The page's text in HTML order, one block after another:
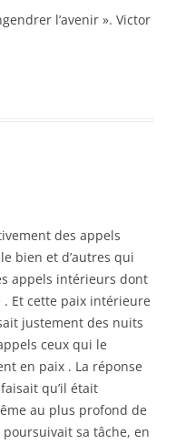
l’avenir ». Victor
des appels
bien et d’autres qui
appels intérieurs dont
Et cette paix intérieure
justement des nuits
ceux qui le
en paix . La réponse
qu’il était
au plus profond de
sa tâche, en